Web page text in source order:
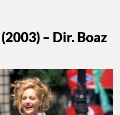
– Dir. Boaz